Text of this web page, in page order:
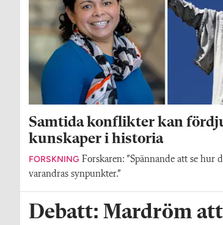
Samtida konflikter kan
kunskaper i historia
FORSKNING Forskaren: ”Spännande att se hur
varandras synpunkter.”
Debatt: Mardröm